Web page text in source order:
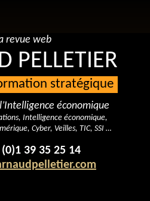
revue web
PELLETIER
stratégique
économique
Intelligence économique,
Cyber, Veilles, TIC, SSI …
39 35 25 14